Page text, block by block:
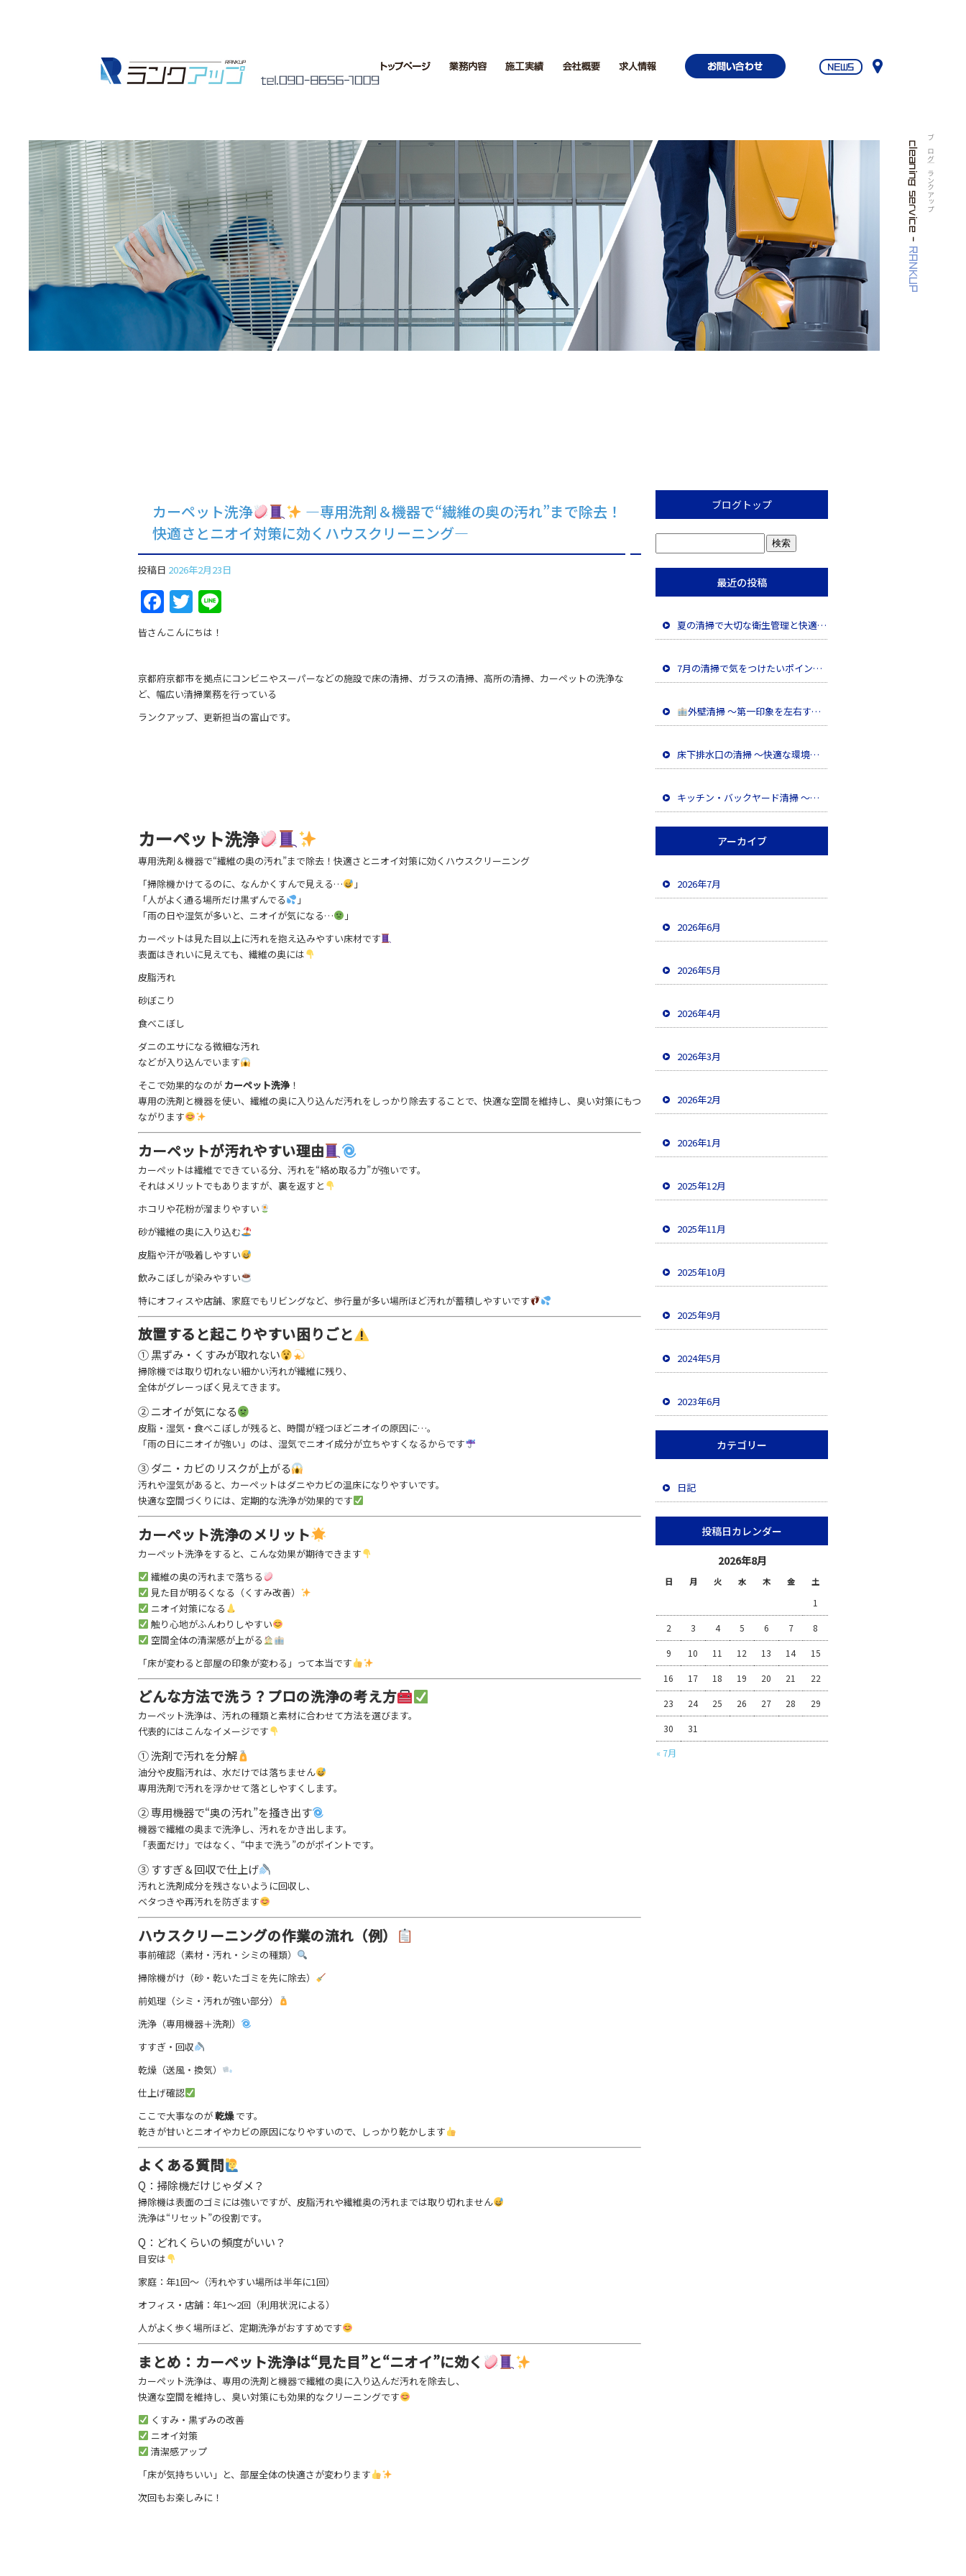
ブログ｜ランクアップ
カーペット洗浄
―専用洗剤＆機器で“繊維の奥の汚れ”まで除去！
快適さとニオイ対策に効くハウスクリーニング―
投稿日 2026年2月23日
Facebook
Twitter
皆さんこんにちは！
京都府京都市を拠点にコンビニやスーパーなどの施設で床の清掃、ガラスの清掃、高所の清掃、カーペットの洗浄な
ど、幅広い清掃業務を行っている
ランクアップ、更新担当の富山です。
カーペット洗浄
専用洗剤＆機器で“繊維の奥の汚れ”まで除去！快適さとニオイ対策に効くハウスクリーニング
「掃除機かけてるのに、なんかくすんで見える…
」
「人がよく通る場所だけ黒ずんでる
」
「雨の日や湿気が多いと、ニオイが気になる…
」
カーペットは見た目以上に汚れを抱え込みやすい床材です
表面はきれいに見えても、繊維の奥には
皮脂汚れ
砂ぼこり
食べこぼし
ダニのエサになる微細な汚れ
などが入り込んでいます
そこで効果的なのが カーペット洗浄！
専用の洗剤と機器を使い、繊維の奥に入り込んだ汚れをしっかり除去することで、快適な空間を維持し、臭い対策にもつ
ながります
カーペットが汚れやすい理由
カーペットは繊維でできている分、汚れを“絡め取る力”が強いです。
それはメリットでもありますが、裏を返すと
ホコリや花粉が溜まりやすい
砂が繊維の奥に入り込む
皮脂や汗が吸着しやすい
飲みこぼしが染みやすい
特にオフィスや店舗、家庭でもリビングなど、歩行量が多い場所ほど汚れが蓄積しやすいです
放置すると起こりやすい困りごと
① 黒ずみ・くすみが取れない
掃除機では取り切れない細かい汚れが繊維に残り、
全体がグレーっぽく見えてきます。
② ニオイが気になる
皮脂・湿気・食べこぼしが残ると、時間が経つほどニオイの原因に…。
「雨の日にニオイが強い」のは、湿気でニオイ成分が立ちやすくなるからです
③ ダニ・カビのリスクが上がる
汚れや湿気があると、カーペットはダニやカビの温床になりやすいです。
快適な空間づくりには、定期的な洗浄が効果的です
カーペット洗浄のメリット
カーペット洗浄をすると、こんな効果が期待できます
繊維の奥の汚れまで落ちる
見た目が明るくなる（くすみ改善）
ニオイ対策になる
触り心地がふんわりしやすい
空間全体の清潔感が上がる
「床が変わると部屋の印象が変わる」って本当です
どんな方法で洗う？プロの洗浄の考え方
カーペット洗浄は、汚れの種類と素材に合わせて方法を選びます。
代表的にはこんなイメージです
① 洗剤で汚れを分解
油分や皮脂汚れは、水だけでは落ちません
専用洗剤で汚れを浮かせて落としやすくします。
② 専用機器で“奥の汚れ”を掻き出す
機器で繊維の奥まで洗浄し、汚れをかき出します。
「表面だけ」ではなく、“中まで洗う”のがポイントです。
③ すすぎ＆回収で仕上げ
汚れと洗剤成分を残さないように回収し、
ベタつきや再汚れを防ぎます
ハウスクリーニングの作業の流れ（例）
事前確認（素材・汚れ・シミの種類）
掃除機がけ（砂・乾いたゴミを先に除去）
前処理（シミ・汚れが強い部分）
洗浄（専用機器＋洗剤）
すすぎ・回収
乾燥（送風・換気）
仕上げ確認
ここで大事なのが乾燥です。
乾きが甘いとニオイやカビの原因になりやすいので、しっかり乾かします
よくある質問
Q：掃除機だけじゃダメ？
掃除機は表面のゴミには強いですが、皮脂汚れや繊維奥の汚れまでは取り切れません
洗浄は“リセット”の役割です。
Q：どれくらいの頻度がいい？
目安は
家庭：年1回〜（汚れやすい場所は半年に1回）
オフィス・店舗：年1〜2回（利用状況による）
人がよく歩く場所ほど、定期洗浄がおすすめです
まとめ：カーペット洗浄は“見た目”と“ニオイ”に効く
カーペット洗浄は、専用の洗剤と機器で繊維の奥に入り込んだ汚れを除去し、
快適な空間を維持し、臭い対策にも効果的なクリーニングです
くすみ・黒ずみの改善
ニオイ対策
清潔感アップ
「床が気持ちいい」と、部屋全体の快適さが変わります
次回もお楽しみに！
ブログトップ
最近の投稿
夏の清掃で大切な衛生管理と快適な空間づくり
7月の清掃で気をつけたいポイント
外壁清掃 ～第一印象を左右する大切なメンテナンス～
床下排水口の清掃 ～快適な環境を維持するために～
キッチン・バックヤード清掃 〜油汚れを徹底除去し、安全な職場環境へ〜
アーカイブ
2026年7月
2026年6月
2026年5月
2026年4月
2026年3月
2026年2月
2026年1月
2025年12月
2025年11月
2025年10月
2025年9月
2024年5月
2023年6月
カテゴリー
日記
投稿日カレンダー
2026年8月
日 月 火 水 木 金 土
« 7月
1
2 3 4 5 6 7 8
9 10 11 12 13 14 15
16 17 18 19 20 21 22
23 24 25 26 27 28 29
30 31